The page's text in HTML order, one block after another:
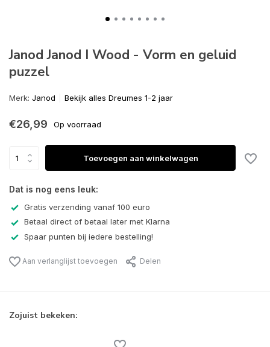
Janod Janod I Wood - Vorm en geluid
puzzel
Merk: Janod Bekijk alles Dreumes 1-2 jaar
€26,99 Op voorraad
Toevoegen aan winkelwagen
Dat is nog eens leuk:
Gratis verzending vanaf 100 euro
Betaal direct of betaal later met Klarna
Spaar punten bij iedere bestelling!
Aan verlanglijst toevoegen Delen
Zojuist bekeken: